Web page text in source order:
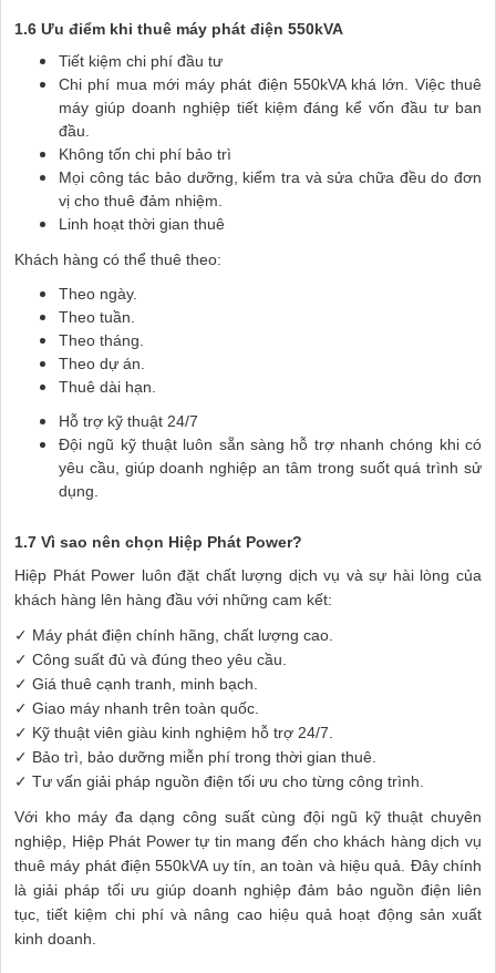
1.6 Ưu điểm khi thuê máy phát điện 550kVA
Tiết kiệm chi phí đầu tư
Chi phí mua mới máy phát điện 550kVA khá lớn. Việc thuê
máy giúp doanh nghiệp tiết kiệm đáng kể vốn đầu tư ban
đầu.
Không tốn chi phí bảo trì
Mọi công tác bảo dưỡng, kiểm tra và sửa chữa đều do đơn
vị cho thuê đảm nhiệm.
Linh hoạt thời gian thuê
Khách hàng có thể thuê theo:
Theo ngày.
Theo tuần.
Theo tháng.
Theo dự án.
Thuê dài hạn.
Hỗ trợ kỹ thuật 24/7
Đội ngũ kỹ thuật luôn sẵn sàng hỗ trợ nhanh chóng khi có
yêu cầu, giúp doanh nghiệp an tâm trong suốt quá trình sử
dụng.
1.7 Vì sao nên chọn Hiệp Phát Power?
Hiệp Phát Power luôn đặt chất lượng dịch vụ và sự hài lòng của
khách hàng lên hàng đầu với những cam kết:
✓ Máy phát điện chính hãng, chất lượng cao.
✓ Công suất đủ và đúng theo yêu cầu.
✓ Giá thuê cạnh tranh, minh bạch.
✓ Giao máy nhanh trên toàn quốc.
✓ Kỹ thuật viên giàu kinh nghiệm hỗ trợ 24/7.
✓ Bảo trì, bảo dưỡng miễn phí trong thời gian thuê.
✓ Tư vấn giải pháp nguồn điện tối ưu cho từng công trình.
Với kho máy đa dạng công suất cùng đội ngũ kỹ thuật chuyên
nghiệp, Hiệp Phát Power tự tin mang đến cho khách hàng dịch vụ
thuê máy phát điện 550kVA uy tín, an toàn và hiệu quả. Đây chính
là giải pháp tối ưu giúp doanh nghiệp đảm bảo nguồn điện liên
tục, tiết kiệm chi phí và nâng cao hiệu quả hoạt động sản xuất
kinh doanh.